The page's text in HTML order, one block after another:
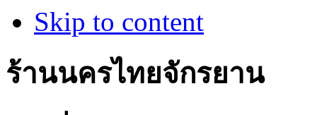
Skip to content
ร้านนครไทยจักรยาน